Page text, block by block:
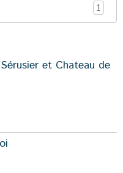
1
et Chateau de